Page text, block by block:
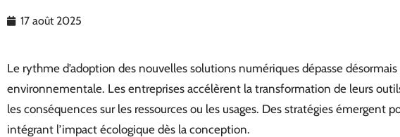
17 août 2025
Le rythme d’adoption des nouvelles solutions numériques dépasse
environnementale. Les entreprises accélèrent la transformation de leurs
les conséquences sur les ressources ou les usages. Des stratégies émergent
intégrant l’impact écologique dès la conception.